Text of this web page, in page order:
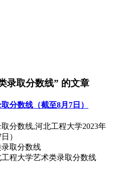
录取分数线” 的文章
分数线（截至8月7日）
分数线,河北工程大学2023年
）
工程大学艺术类录取分数线